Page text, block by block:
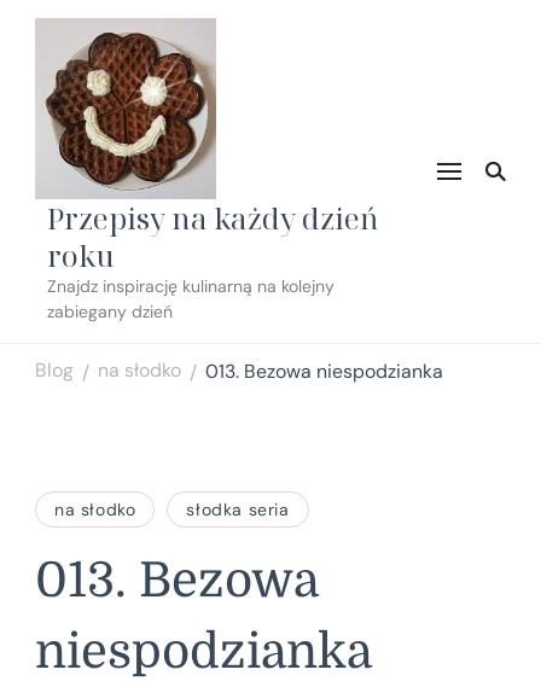
Przepisy na każdy dzień
roku
Znajdz inspirację kulinarną na kolejny
zabiegany dzień
Blog / na słodko / 013. Bezowa niespodzianka
na słodko słodka seria
013. Bezowa
niespodzianka